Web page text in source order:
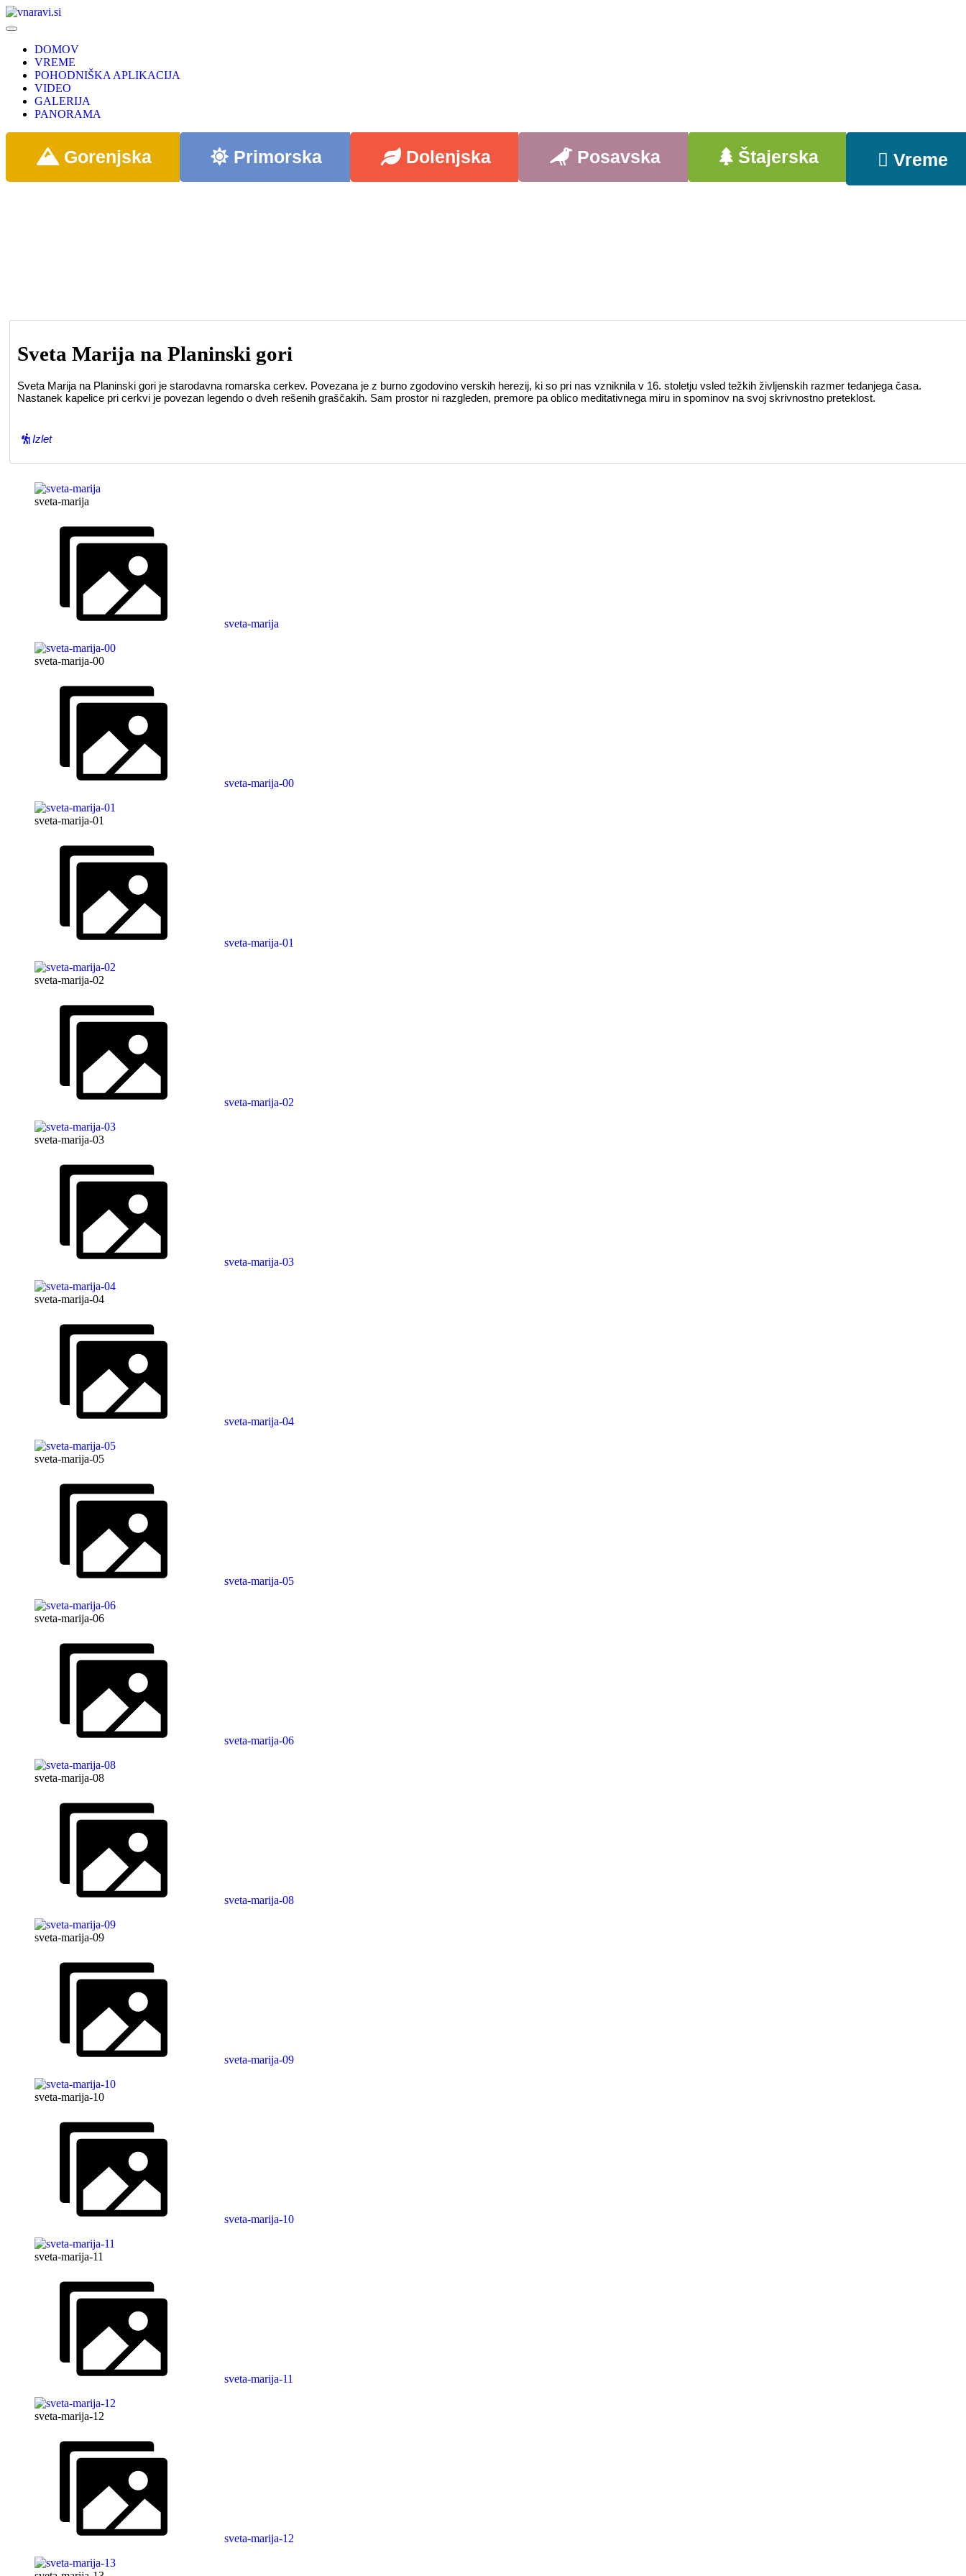
DOMOV
VREME
POHODNIŠKA APLIKACIJA
VIDEO
GALERIJA
PANORAMA
Gorenjska Primorska Dolenjska Posavska Štajerska Vreme
Sveta Marija na Planinski gori
Sveta Marija na Planinski gori je starodavna romarska cerkev. Povezana je z burno zgodovino verskih herezij, ki so pri nas vzniknila v 16. stoletju vsled težkih življenskih razmer tedanjega časa.
Nastanek kapelice pri cerkvi je povezan legendo o dveh rešenih graščakih. Sam prostor ni razgleden, premore pa oblico meditativnega miru in spominov na svoj skrivnostno preteklost.
Izlet
sveta-marija
sveta-marija
sveta-marija-00
sveta-marija-00
sveta-marija-01
sveta-marija-01
sveta-marija-02
sveta-marija-02
sveta-marija-03
sveta-marija-03
sveta-marija-04
sveta-marija-04
sveta-marija-05
sveta-marija-05
sveta-marija-06
sveta-marija-06
sveta-marija-08
sveta-marija-08
sveta-marija-09
sveta-marija-09
sveta-marija-10
sveta-marija-10
sveta-marija-11
sveta-marija-11
sveta-marija-12
sveta-marija-12